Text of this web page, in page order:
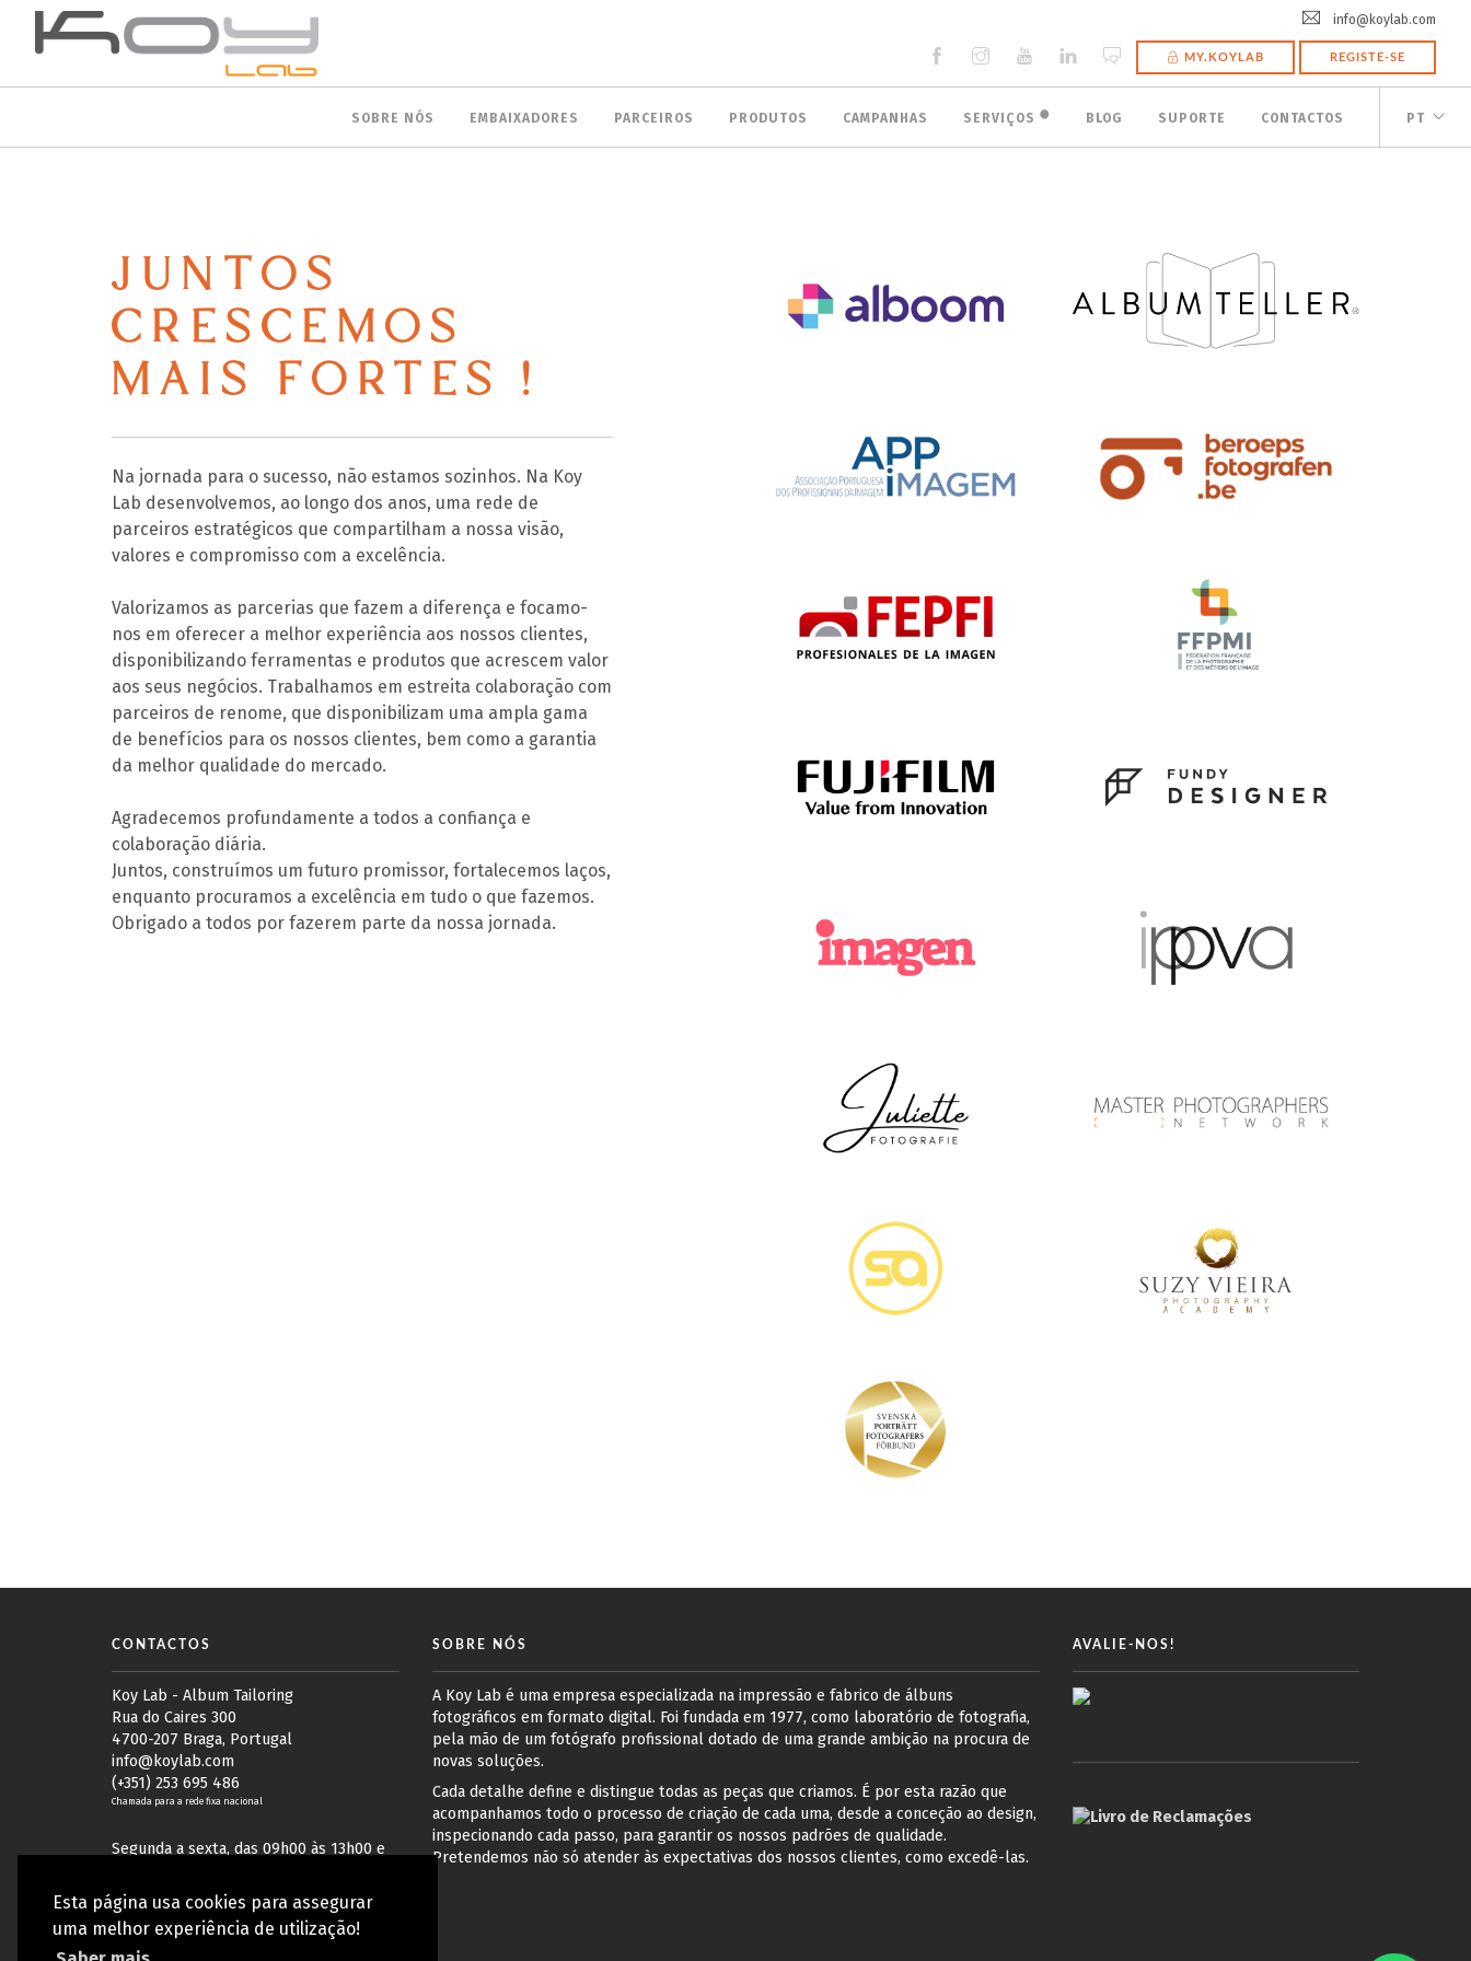
Esta página usa cookies para assegurar
uma melhor experiência de utilização!
info@koylab.com
MY.KOYLAB REGISTE-SE
SOBRE NÓS EMBAIXADORES PARCEIROS PRODUTOS CAMPANHAS SERVIÇOS 🟠 BLOG SUPORTE CONTACTOS PT
JUNTOS
CRESCEMOS
MAIS FORTES !
Na jornada para o sucesso, não estamos sozinhos. Na Koy
Lab desenvolvemos, ao longo dos anos, uma rede de
parceiros estratégicos que compartilham a nossa visão,
valores e compromisso com a excelência.
Valorizamos as parcerias que fazem a diferença e focamo-
nos em oferecer a melhor experiência aos nossos clientes,
disponibilizando ferramentas e produtos que acrescem valor
aos seus negócios. Trabalhamos em estreita colaboração com
parceiros de renome, que disponibilizam uma ampla gama
de benefícios para os nossos clientes, bem como a garantia
da melhor qualidade do mercado.
Agradecemos profundamente a todos a confiança e
colaboração diária.
Juntos, construímos um futuro promissor, fortalecemos laços,
enquanto procuramos a excelência em tudo o que fazemos.
Obrigado a todos por fazerem parte da nossa jornada.
CONTACTOS
Koy Lab - Album Tailoring
Rua do Caires 300
4700-207 Braga, Portugal
info@koylab.com
(+351) 253 695 486
Chamada para a rede fixa nacional
Segunda a sexta, das 09h00 às 13h00 e
SOBRE NÓS
A Koy Lab é uma empresa especializada na impressão e fabrico de álbuns
fotográficos em formato digital. Foi fundada em 1977, como laboratório de fotografia,
pela mão de um fotógrafo profissional dotado de uma grande ambição na procura de
novas soluções.
Cada detalhe define e distingue todas as peças que criamos. É por esta razão que
acompanhamos todo o processo de criação de cada uma, desde a conceção ao design,
inspecionando cada passo, para garantir os nossos padrões de qualidade.
Pretendemos não só atender às expectativas dos nossos clientes, como excedê-las.
AVALIE-NOS!